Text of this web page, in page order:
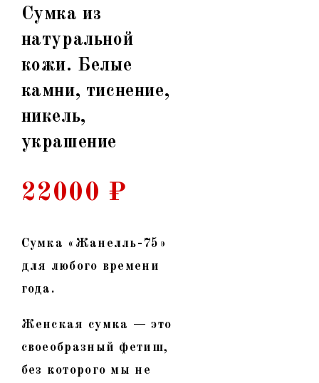
Сумка из
натуральной
кожи. Белые
камни, тиснение,
никель,
украшение
22000 ₽
Сумка «Жанелль-75»
для любого времени
года.
Женская сумка — это
своеобразный фетиш,
без которого мы не